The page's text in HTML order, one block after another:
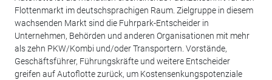
Flottenmarkt im deutschsprachigen Raum. Zielgruppe in diesem
wachsenden Markt sind die Fuhrpark-Entscheider in
Unternehmen, Behörden und anderen Organisationen mit mehr
als zehn PKW/Kombi und/oder Transportern. Vorstände,
Geschäftsführer, Führungskräfte und weitere Entscheider
greifen auf Autoflotte zurück, um Kostensenkungspotenziale